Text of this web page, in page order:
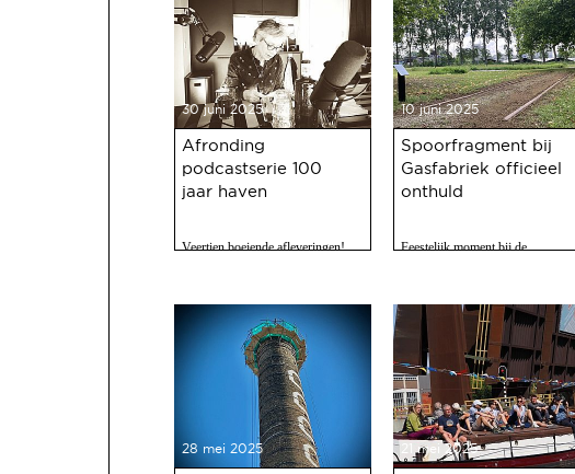
30 juni 2025
Afronding
podcastserie 100
jaar haven
Veertien boeiende afleveringen!
10 juni 2025
Spoorfragment bij
Gasfabriek officieel
onthuld
Feestelijk moment bij de
28 mei 2025 21 mei 2025